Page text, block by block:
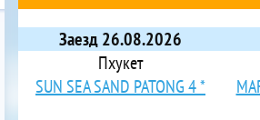
Заезд 26.08.2026
Пхукет
SUN SEA SAND PATONG 4 *